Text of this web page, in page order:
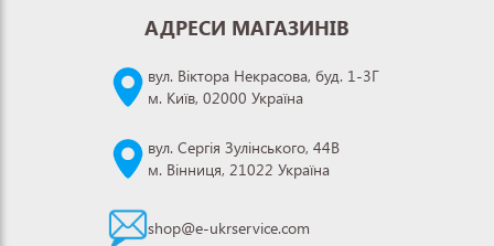
АДРЕСИ МАГАЗИНІВ
вул. Віктора Некрасова, буд. 1-3Г
м. Київ, 02000 Україна
вул. Сергія Зулінського, 44В
м. Вінниця, 21022 Україна
shop@e-ukrservice.com